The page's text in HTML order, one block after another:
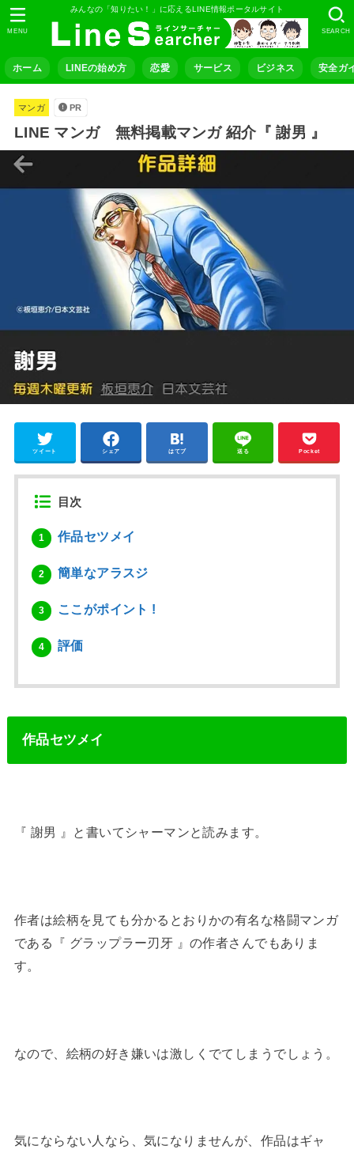
みんなの「知りたい！」に応えるLINE情報ポータルサイト
ホーム LINEの始め方 恋愛 サービス ビジネス 安全ガ
SEARCH
MENU
マンガ PR
LINE マンガ 無料掲載マンガ 紹介『 謝男 』
ツイート シェア はてブ 送る Pocket
目次
1 作品セツメイ
2 簡単なアラスジ
3 ここがポイント !
4 評価
作品セツメイ
『 謝男 』と書いてシャーマンと読みます。
作者は絵柄を見ても分かるとおりかの有名な格闘マンガ
である『 グラップラー刃牙 』の作者さんでもありま
す。
なので、絵柄の好き嫌いは激しくでてしまうでしょう。
気にならない人なら、気になりませんが、作品はギャ